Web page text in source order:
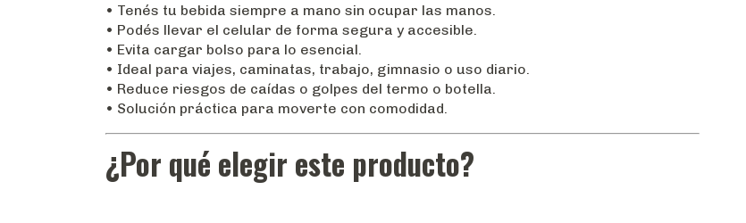
• Tenés tu bebida siempre a mano sin ocupar las manos.
• Podés llevar el celular de forma segura y accesible.
• Evita cargar bolso para lo esencial.
• Ideal para viajes, caminatas, trabajo, gimnasio o uso diario.
• Reduce riesgos de caídas o golpes del termo o botella.
• Solución práctica para moverte con comodidad.
¿Por qué elegir este producto?